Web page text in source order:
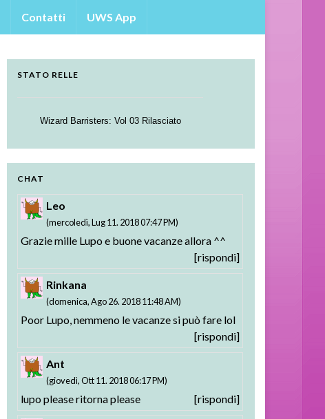
Contatti UWS App
STATO RELLE
Wizard Barristers: Vol 03 Rilasciato
Strike the Blood - Valkyria no Oukoku-hen:
CHAT
Leo
(mercoledì, Lug 11. 2018 07:47 PM)
Grazie mille Lupo e buone vacanze allora ^^
[rispondi]
Rinkana
(domenica, Ago 26. 2018 11:48 AM)
Poor Lupo, nemmeno le vacanze si può fare lol
[rispondi]
Ant
(giovedì, Ott 11. 2018 06:17 PM)
lupo please ritorna please [rispondi]